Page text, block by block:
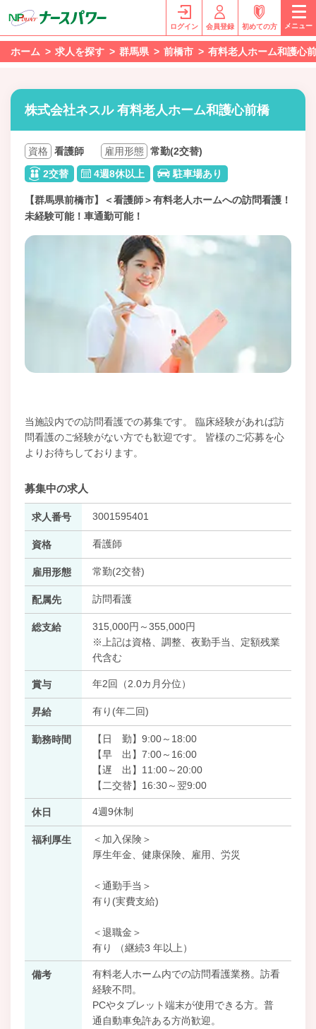
ログイン 会員登録 初めての方 メニュー
ホーム 求人を探す 群馬県 前橋市 有料老人ホーム和護心
株式会社ネスル 有料老人ホーム和護心前橋
資格 看護師 雇用形態 常勤(2交替)
2交替
4週8休以上 駐車場あり
【群馬県前橋市】＜看護師＞有料老人ホームへの訪問看護！
未経験可能！車通勤可能！
当施設内での訪問看護での募集です。 臨床経験があれば訪
問看護のご経験がない方でも歓迎です。 皆様のご応募を心
よりお待ちしております。
募集中の求人
求人番号 3001595401
資格 看護師
雇用形態 常勤(2交替)
配属先 訪問看護
総支給
315,000円～355,000円
※上記は資格、調整、夜勤手当、定額残業
代含む
賞与 年2回（2.0カ月分位）
昇給 有り(年二回)
勤務時間
【日 勤】9:00～18:00
【早 出】7:00～16:00
【遅 出】11:00～20:00
【二交替】16:30～翌9:00
休日 4週9休制
福利厚生
＜加入保険＞
厚生年金、健康保険、雇用、労災
＜通勤手当＞
有り(実費支給)
＜退職金＞
有り （継続3 年以上）
備考
有料老人ホーム内での訪問看護業務。訪看
経験不問。
PCやタブレット端末が使用できる方。普
通自動車免許ある方尚歓迎。